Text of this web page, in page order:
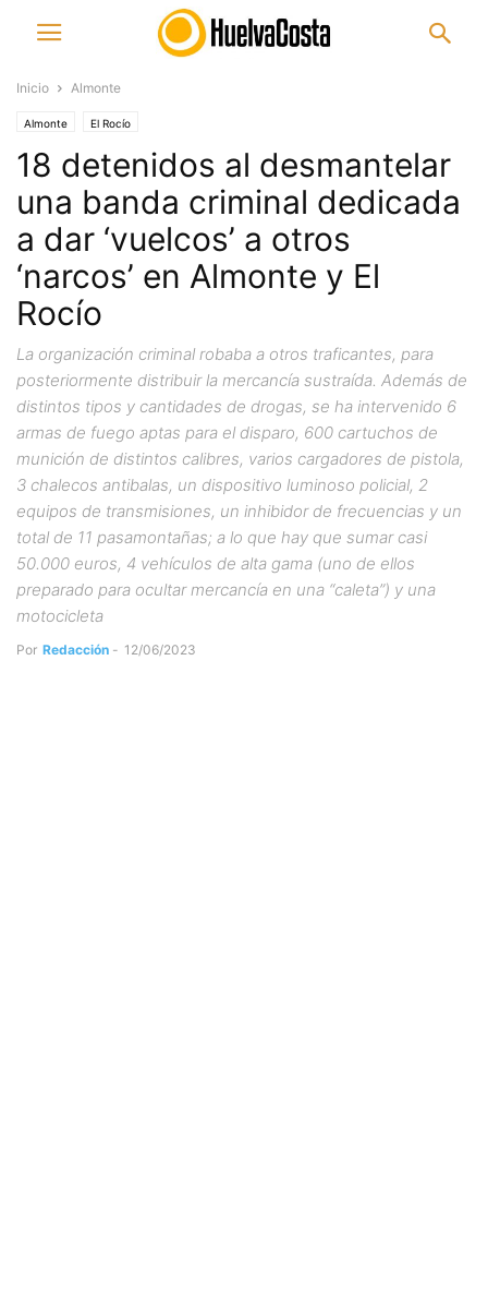
Inicio Almonte
Almonte El Rocío
18 detenidos al desmantelar
una banda criminal dedicada
a dar ‘vuelcos’ a otros
‘narcos’ en Almonte y El
Rocío
La organización criminal robaba a otros traficantes, para
posteriormente distribuir la mercancía sustraída. Además de
distintos tipos y cantidades de drogas, se ha intervenido 6
armas de fuego aptas para el disparo, 600 cartuchos de
munición de distintos calibres, varios cargadores de pistola,
3 chalecos antibalas, un dispositivo luminoso policial, 2
equipos de transmisiones, un inhibidor de frecuencias y un
total de 11 pasamontañas; a lo que hay que sumar casi
50.000 euros, 4 vehículos de alta gama (uno de ellos
preparado para ocultar mercancía en una “caleta”) y una
motocicleta
Por Redacción - 12/06/2023